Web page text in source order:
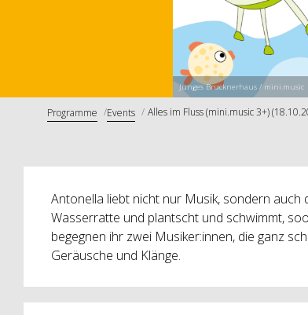
Junges Brucknerhaus / mini.music
Programme Events Alles im Fluss (mini.music 3+)
Antonella liebt nicht nur Musik, sondern auch
Wasserratte und plantscht und schwimmt,
begegnen ihr zwei Musiker:innen, die ganz
Geräusche und Klänge.